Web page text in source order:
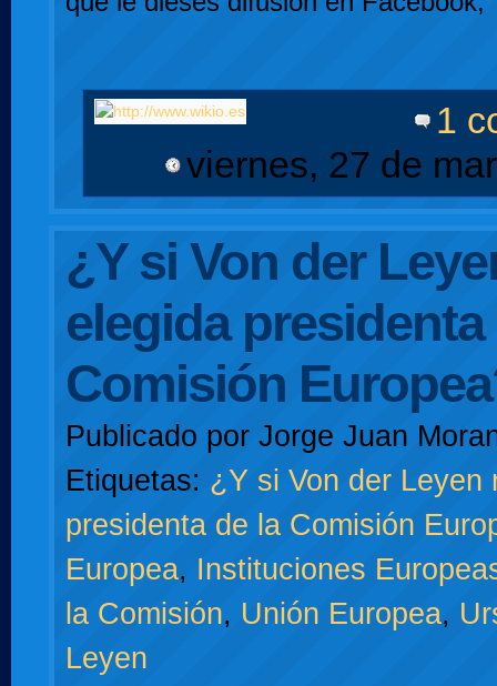
1
viernes, 27 de
¿Y si Von der
elegida presidenta
Comisión
Publicado por Jorge Juan
Etiquetas: ¿Y si Von der Leyen
presidenta de la Comisión
Europea, Instituciones
la Comisión, Unión Europea,
Leyen